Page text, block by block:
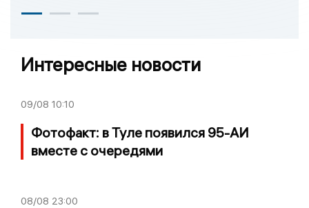
Интересные новости
09/08 10:10
Фотофакт: в Туле появился 95-АИ
вместе с очередями
08/08 23:00